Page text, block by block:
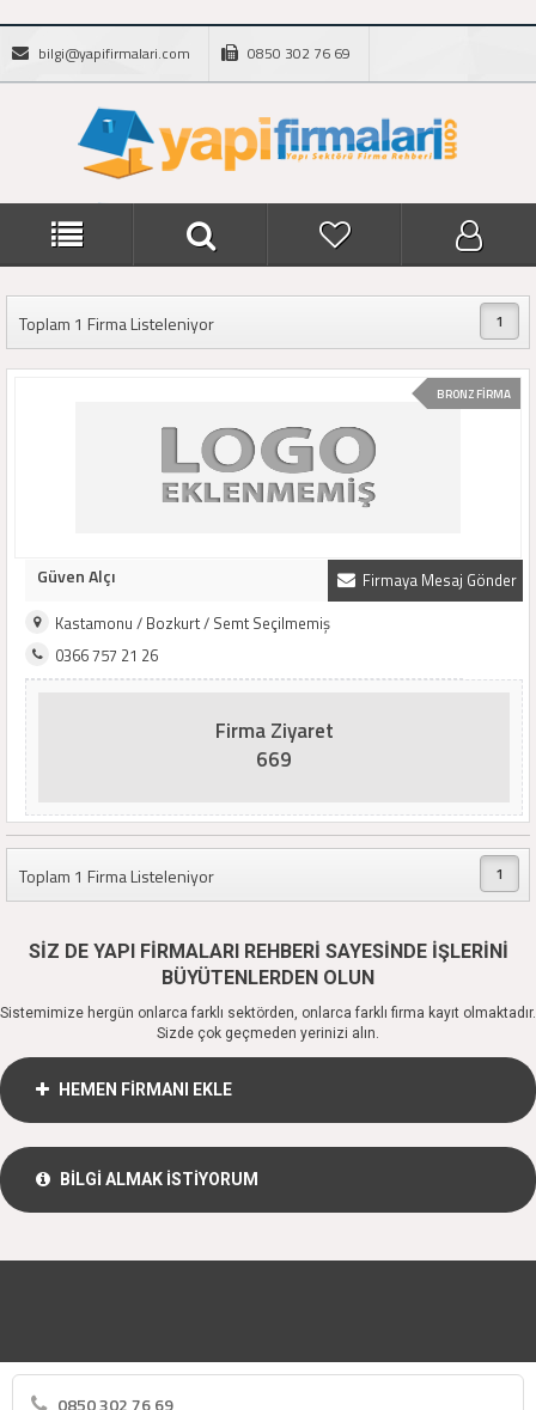
bilgi@yapifirmalari.com 0850 302 76 69
Toplam 1 Firma Listeleniyor 1
BRONZ FİRMA
Firmaya Mesaj Gönder
Güven Alçı
Kastamonu / Bozkurt / Semt Seçilmemiş
0366 757 21 26
Firma Ziyaret
669
Toplam 1 Firma Listeleniyor 1
SİZ DE YAPI FİRMALARI REHBERİ SAYESİNDE İŞLERİNİ
BÜYÜTENLERDEN OLUN
Sistemimize hergün onlarca farklı sektörden, onlarca farklı firma kayıt olmaktadır.
Sizde çok geçmeden yerinizi alın.
HEMEN FİRMANI EKLE
BİLGİ ALMAK İSTİYORUM
0850 302 76 69